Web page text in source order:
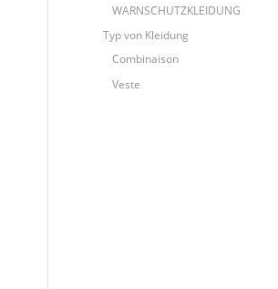
WARNSCHUTZKLEIDUNG
Typ von Kleidung
Combinaison
Veste